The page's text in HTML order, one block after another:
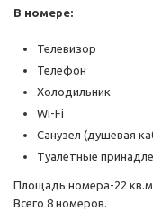
В номере:
Телевизор
Телефон
Холодильник
Wi-Fi
Санузел (душевая
Туалетные
Площадь номера-22
Всего 8 номеров.